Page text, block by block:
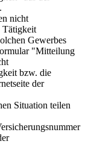
nicht
Tätigkeit
Gewerbes
"Mitteilung
bzw. die
der
Situation teilen